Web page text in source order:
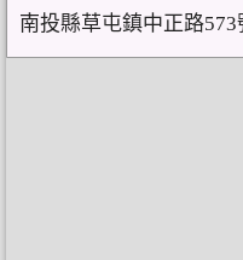
南投縣草屯鎮中正路573